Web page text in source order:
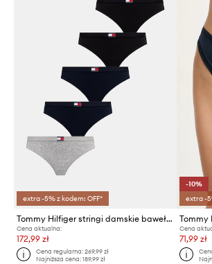
extra -5% z kodem: OFF*
Tommy Hilfiger stringi damskie bawełniane z elastanem 5-pack
Cena aktualna:
172,99 zł
Cena regularna:269,99 zł
Najniższa cena:189,99 zł
-10%
extra -
Tommy
Cena
71,99 zł